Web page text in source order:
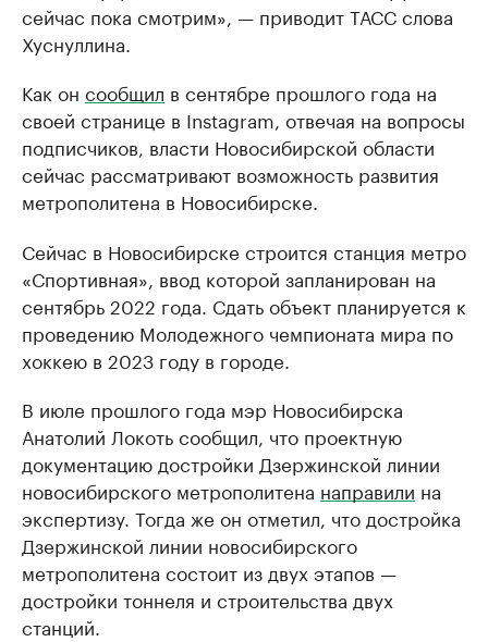
сейчас пока смотрим», — приводит ТАСС слова
Хуснуллина.
Как он сообщил в сентябре прошлого года на
своей странице в Instagram, отвечая на вопросы
подписчиков, власти Новосибирской области
сейчас рассматривают возможность развития
метрополитена в Новосибирске.
Сейчас в Новосибирске строится станция метро
«Спортивная», ввод которой запланирован на
сентябрь 2022 года. Сдать объект планируется к
проведению Молодежного чемпионата мира по
хоккею в 2023 году в городе.
В июле прошлого года мэр Новосибирска
Анатолий Локоть сообщил, что проектную
документацию достройки Дзержинской линии
новосибирского метрополитена направили на
экспертизу. Тогда же он отметил, что достройка
Дзержинской линии новосибирского
метрополитена состоит из двух этапов —
достройки тоннеля и строительства двух
станций.